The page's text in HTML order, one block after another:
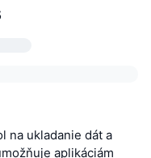
na ukladanie dát a
aplikáciám